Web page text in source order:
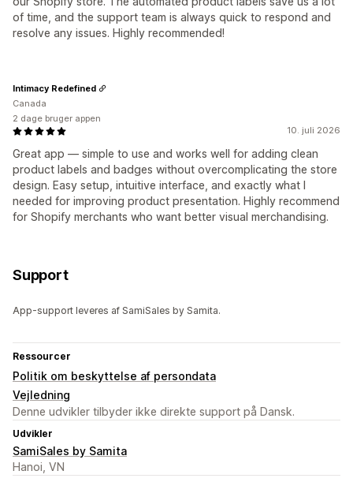
of time, and the support team is always quick to respond and
resolve any issues. Highly recommended!
10. juli 2026
Great app — simple to use and works well for adding clean
product labels and badges without overcomplicating the store
design. Easy setup, intuitive interface, and exactly what I
needed for improving product presentation. Highly recommend
for Shopify merchants who want better visual merchandising.
Intimacy Redefined
Canada
2 dage bruger appen
Support
App-support leveres af SamiSales by Samita.
Ressourcer
Politik om beskyttelse af persondata
Vejledning
Denne udvikler tilbyder ikke direkte support på Dansk.
Udvikler
SamiSales by Samita
Hanoi, VN